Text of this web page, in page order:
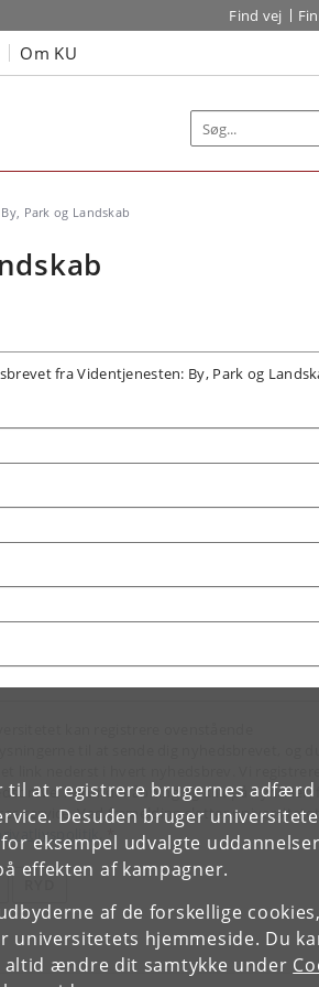
at registrere brugernes adfærd
Desuden bruger
eksempel udvalgte
effekten af kampagner.
af de forskellige
hjemmeside. Du
altid ændre dit samtykke under
Find vej
Om KU
By, Park og Landskab
fra Videntjenesten: By, Park og
til at sende dig nyhedsbrevet, og du
herunder åbning og klik på nyheder,
service. Ved framelding sletter
privatlivspolitik *